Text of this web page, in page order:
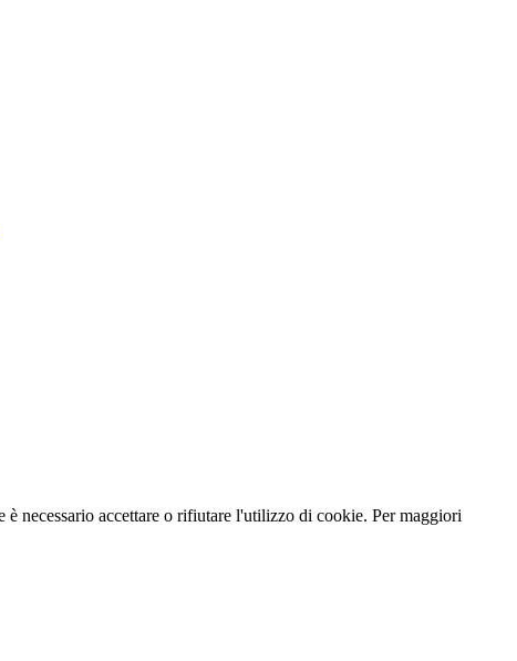
necessario accettare o rifiutare l'utilizzo di cookie. Per maggiori